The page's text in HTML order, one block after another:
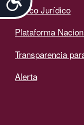
Marco Jurídico
Plataforma
Transparencia
Alerta